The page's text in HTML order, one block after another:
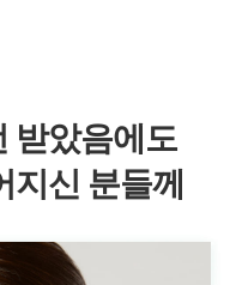
받았음에도
신 분들께